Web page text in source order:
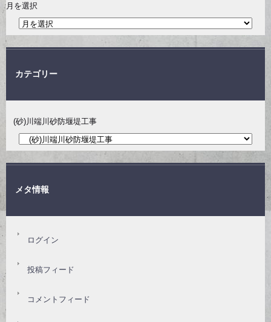
月を選択
カテゴリー
(砂)川端川砂防堰堤工事
メタ情報
ログイン
投稿フィード
コメントフィード